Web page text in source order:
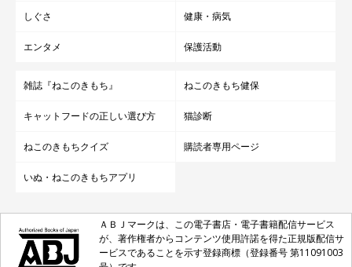
しぐさ 健康・病気
エンタメ 保護活動
雑誌『ねこのきもち』 ねこのきもち健保
キャットフードの正しい選び方 猫診断
ねこのきもちクイズ 購読者専用ページ
いぬ・ねこのきもちアプリ
ＡＢＪマークは、この電子書店・電子書籍配信サービス
が、著作権者からコンテンツ使用許諾を得た正規版配信サ
ービスであることを示す登録商標（登録番号 第11091003